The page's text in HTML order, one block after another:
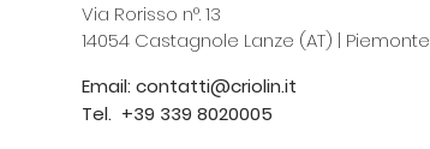
Via Rorisso n°. 13
14054 Castagnole Lanze (AT) | Piemonte
Email: contatti@criolin.it
Tel. +39 339 8020005